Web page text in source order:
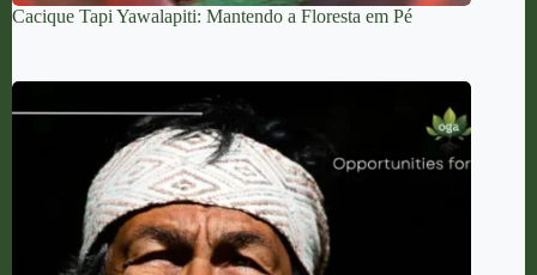
Cacique Tapi Yawalapiti: Mantendo a Floresta em Pé